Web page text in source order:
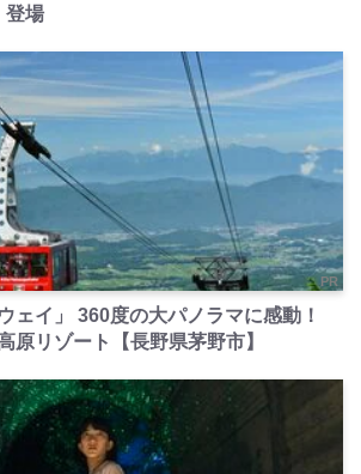
登場
PR
ェイ」 360度の大パノラマに感動！
原リゾート【長野県茅野市】